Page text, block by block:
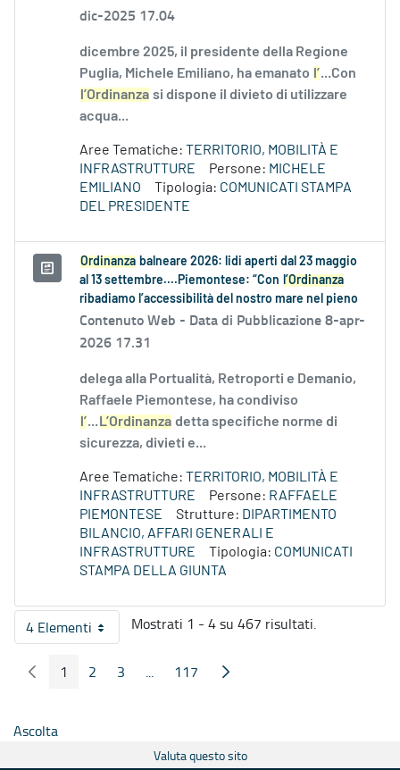
dic-2025 17.04
dicembre 2025, il presidente della Regione
Puglia, Michele Emiliano, ha emanato l’...Con
l’Ordinanza si dispone il divieto di utilizzare
acqua...
Aree Tematiche: TERRITORIO, MOBILITÀ E
INFRASTRUTTURE
Persone: MICHELE
EMILIANO
Tipologia: COMUNICATI STAMPA
DEL PRESIDENTE
Ordinanza balneare 2026: lidi aperti dal 23 maggio
al 13 settembre....Piemontese: “Con l’Ordinanza
ribadiamo l’accessibilità del nostro mare nel pieno
Contenuto Web - Data di Pubblicazione 8-apr-
2026 17.31
delega alla Portualità, Retroporti e Demanio,
Raffaele Piemontese, ha condiviso
l’... L’Ordinanza detta specifiche norme di
sicurezza, divieti e...
Aree Tematiche: TERRITORIO, MOBILITÀ E
INFRASTRUTTURE
Persone: RAFFAELE
PIEMONTESE
Strutture: DIPARTIMENTO
BILANCIO, AFFARI GENERALI E
INFRASTRUTTURE
Tipologia: COMUNICATI
STAMPA DELLA GIUNTA
4 ElementiPer pagina
Mostrati 1 - 4 su 467 risultati.
Pagina Precedente
Pagina
1 Pagina
2 Pagina
3 ...
Pagine intermedie
Pagina
117 Pagina Seguente
Ascolta
Valuta questo sito